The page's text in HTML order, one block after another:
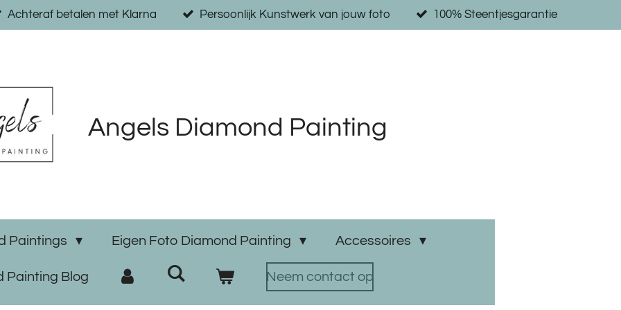
Achteraf betalen met Klarna Persoonlijk Kunstwerk van jouw foto 100% Steentjesgarantie
Angels Diamond Painting
Paintings Eigen Foto Diamond Painting Accessoires
Painting Blog Neem contact op